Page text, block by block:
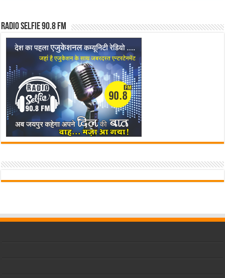
Radio Selfie 90.8 FM